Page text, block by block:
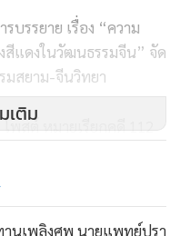
บรรยาย เรื่อง “ความ
สีแดงในวัฒนธรรมจีน” จัด
มสยาม-จีนวิทยา
พสต์ หมายเรียกคดี 112
ไปสู้เค้า! “ปอง อัญชะลี”
เติม
นเพลิงศพ นายแพทย์ปรา